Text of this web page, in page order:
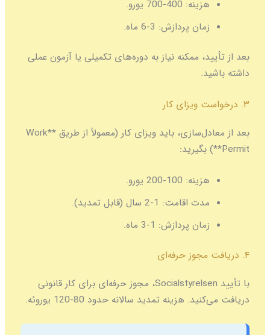
هزینه:
زمان پردازش:
بعد از تأیید، ممکنه نیاز به دوره‌های تکمیلی یا آزمون عملی
داشته باشید.
۳. درخواست ویزای کار
بعد از معادل‌سازی، باید ویزای کار (معمولاً از طریق **Work
Permit**) بگیرید:
هزینه:
مدت اقامت:
زمان پردازش:
۴. دریافت مجوز حرفه‌ای
با تأیید Socialstyrelsen، مجوز حرفه‌ای برای کار قانونی
دریافت می‌کنید. هزینه تمدید سالانه حدود 80-120 یوروئه.